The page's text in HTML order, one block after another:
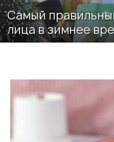
Самый
лица в зимнее